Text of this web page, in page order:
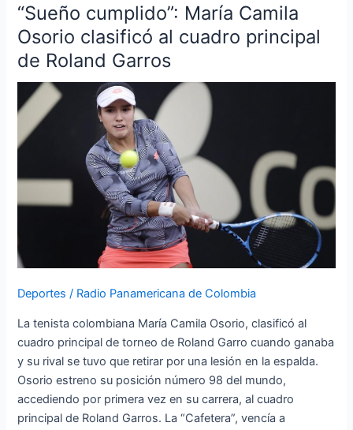
“Sueño cumplido”: María Camila
Osorio clasificó al cuadro principal
de Roland Garros
Deportes / Radio Panamericana de Colombia
La tenista colombiana María Camila Osorio, clasificó al
cuadro principal de torneo de Roland Garro cuando ganaba
y su rival se tuvo que retirar por una lesión en la espalda.
Osorio estreno su posición número 98 del mundo,
accediendo por primera vez en su carrera, al cuadro
principal de Roland Garros. La “Cafetera”, vencía a
“Sueño
cumplido”:
María
Camila
Osorio
clasificó
cuadro
de
Roland